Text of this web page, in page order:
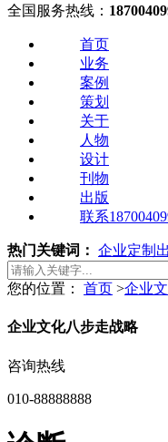
全国服务热线：
首页
业务
案例
策划
关于
人物
设计
刊物
出版
联系
热门关键词： 企业定制
您的位置： 首页 >企业
企业文化八步走战略
咨询热线
010-88888888